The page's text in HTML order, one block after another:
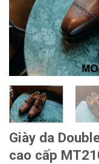
Giày da
cao cấp